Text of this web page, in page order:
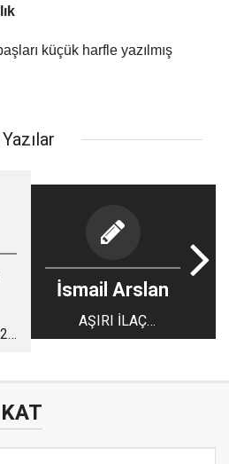
küçük harfle yazılmış
İsmail Arslan
AŞIRI İLAÇ
KULLANIMI İNSAN